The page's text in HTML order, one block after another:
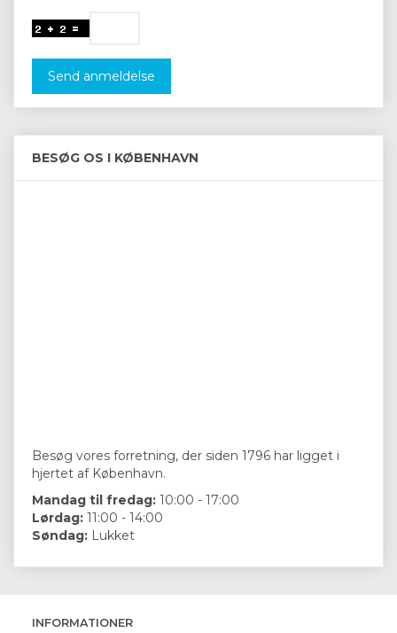
Send anmeldelse
BESØG OS I KØBENHAVN
Besøg vores forretning, der siden 1796 har ligget i
hjertet af København.
Mandag til fredag: 10:00 - 17:00
Lørdag: 11:00 - 14:00
Søndag: Lukket
INFORMATIONER